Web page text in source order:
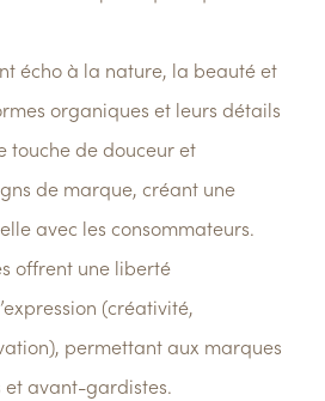
écho à la nature, la beauté et
organiques et leurs détails
touche de douceur et
de marque, créant une
avec les consommateurs.
offrent une liberté
(créativité,
permettant aux marques
et avant-gardistes.